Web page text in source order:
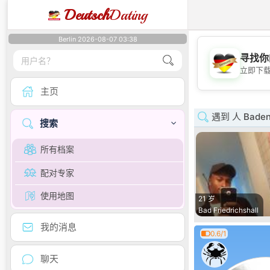
DeutschDating
Berlin 2026-08-07 03:38
主页
搜索
所有档案
配对专家
使用地图
我的消息
聊天
寻找
立即下
遇到 人
21 岁
Bad Friedrichshall
0.6/1